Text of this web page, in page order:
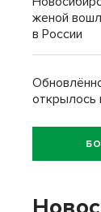
женой
в России
открылось